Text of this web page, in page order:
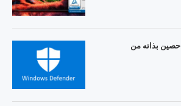
مايكروسوفت: ويندوز 11 حصين بذاته من